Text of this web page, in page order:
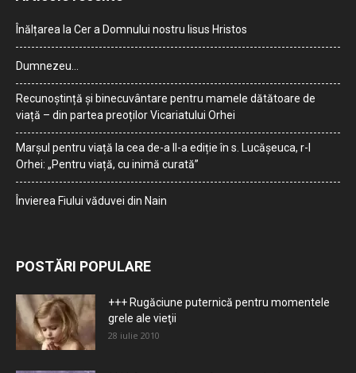
Înălțarea la Cer a Domnului nostru Iisus Hristos
Dumnezeu…
Recunoștință și binecuvântare pentru mamele dătătoare de
viață – din partea preoților Vicariatului Orhei
Marșul pentru viață la cea de-a II-a ediție în s. Lucășeuca, r-l
Orhei: „Pentru viață, cu inimă curată”
Învierea Fiului văduvei din Nain
POSTĂRI POPULARE
+++ Rugăciune puternică pentru momentele
grele ale vieţii
28 iulie 2010